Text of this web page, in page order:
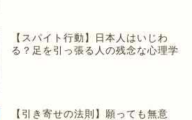
【スパイト行動】日本人はいじわ
る？足を引っ張る人の残念な心理学
【引き寄せの法則】願っても無意